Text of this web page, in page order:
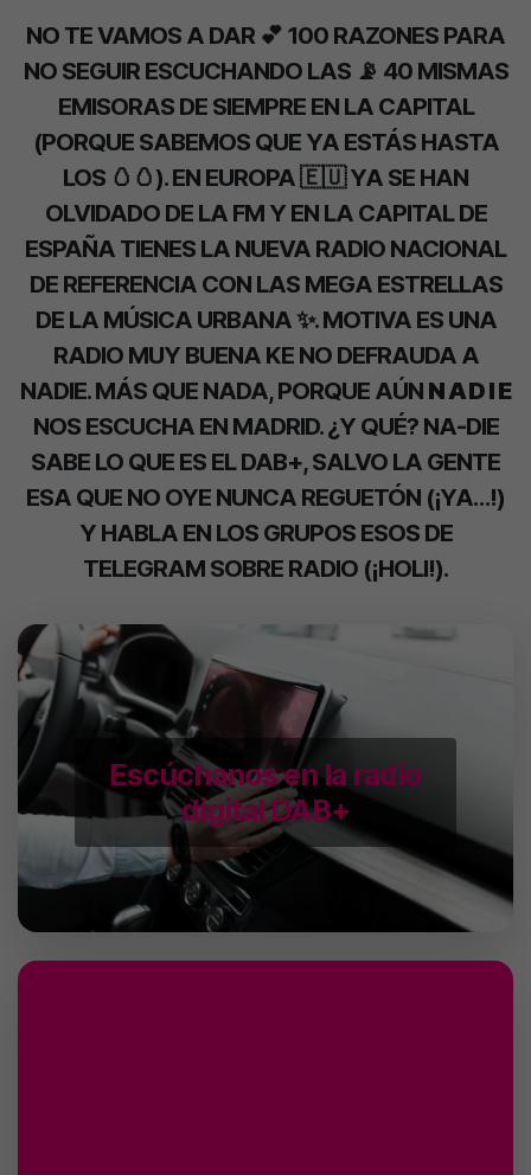
NO TE VAMOS A DAR 💕 100 RAZONES PARA
NO SEGUIR ESCUCHANDO LAS 📡 40 MISMAS
EMISORAS DE SIEMPRE EN LA CAPITAL
(PORQUE SABEMOS QUE YA ESTÁS HASTA
LOS 🥚🥚). EN EUROPA 🇪🇺 YA SE HAN
OLVIDADO DE LA FM Y EN LA CAPITAL DE
ESPAÑA TIENES LA NUEVA RADIO NACIONAL
DE REFERENCIA CON LAS MEGA ESTRELLAS
DE LA MÚSICA URBANA ✨. MOTIVA ES UNA
RADIO MUY BUENA KE NO DEFRAUDA A
NADIE. MÁS QUE NADA, PORQUE AÚN N A D I E
NOS ESCUCHA EN MADRID. ¿Y QUÉ? NA-DIE
SABE LO QUE ES EL DAB+, SALVO LA GENTE
ESA QUE NO OYE NUNCA REGUETÓN (¡YA…!)
Y HABLA EN LOS GRUPOS ESOS DE
TELEGRAM SOBRE RADIO (¡HOLI!).
Escúchanos en la radio
digital DAB+